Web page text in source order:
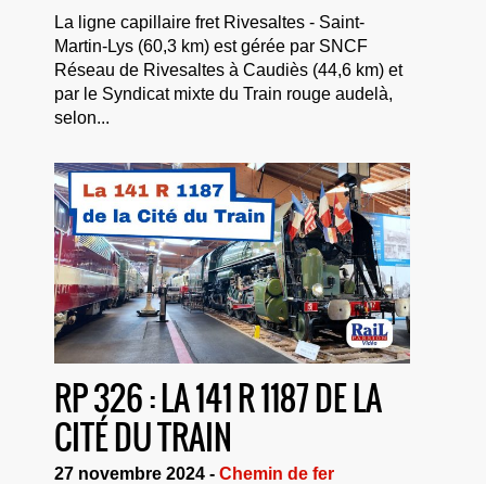
La ligne capillaire fret Rivesaltes - Saint-
Martin-Lys (60,3 km) est gérée par SNCF
Réseau de Rivesaltes à Caudiès (44,6 km) et
par le Syndicat mixte du Train rouge audelà,
selon...
RP 326 : LA 141 R 1187 DE LA
CITÉ DU TRAIN
27 novembre 2024 - Chemin de fer